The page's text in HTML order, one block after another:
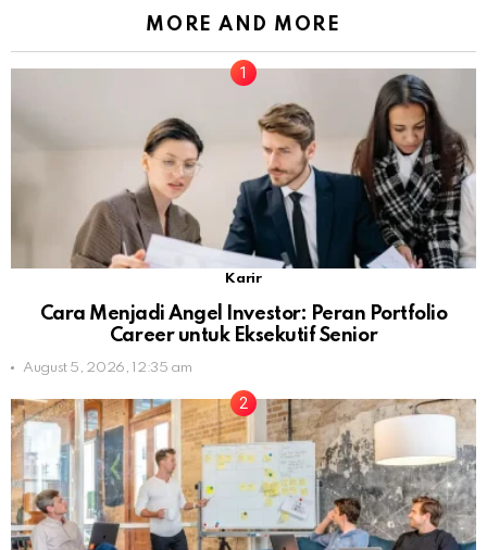
MORE AND MORE
Karir
Cara Menjadi Angel Investor: Peran Portfolio
Career untuk Eksekutif Senior
August 5, 2026, 12:35 am